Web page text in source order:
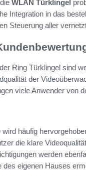
WLAN Türklingel
Integration in das
Steuerung aller
Ring Türklingel sind
der
viele Anwender von
wird häufig
die klare
werden
des eigenen Hauses